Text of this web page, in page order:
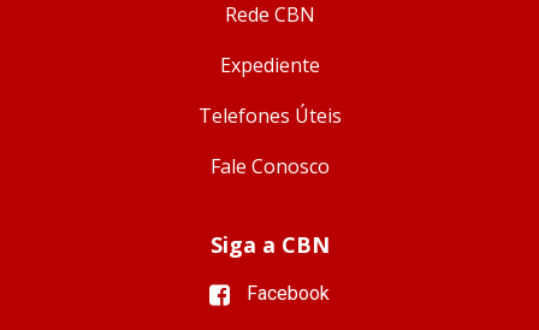
Rede CBN
Expediente
Telefones Úteis
Fale Conosco
Siga a CBN
Facebook